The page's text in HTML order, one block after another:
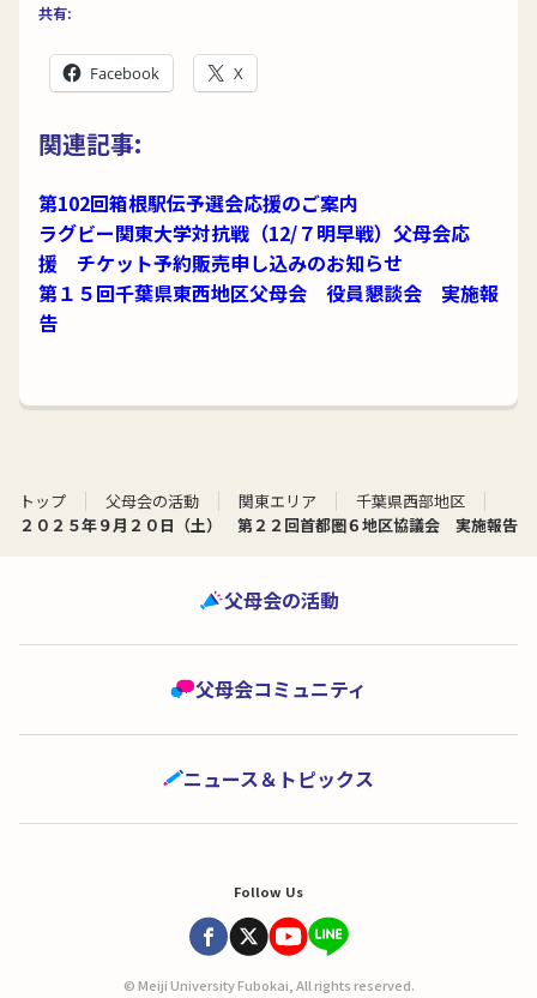
共有:
Facebook X
関連記事:
第102回箱根駅伝予選会応援のご案内
ラグビー関東大学対抗戦（12/７明早戦）父母会応
援 チケット予約販売申し込みのお知らせ
第１５回千葉県東西地区父母会 役員懇談会 実施報
告
トップ 父母会の活動 関東エリア
千葉県西部地区
２０２５年９月２０日（土） 第２２回首都圏６地区協議会 実施報告
父母会の活動
父母会コミュニティ
ニュース＆トピックス
Follow Us
© Meiji University Fubokai, All rights reserved.